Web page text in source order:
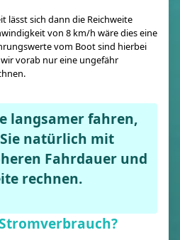
lässt sich dann die Reichweite
von 8 km/h wäre dies eine
vom Boot sind hierbei
vorab nur eine ungefähr
langsamer fahren,
natürlich mit
Fahrdauer und
rechnen.